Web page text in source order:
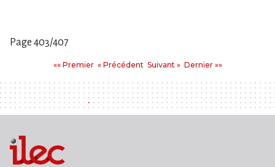
Page 403/407
«« PremierPremier
« PrécédentPrécédent
Suivant
Suivant » Dernier
Dernier »»